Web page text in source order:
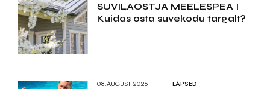
SUVILAOSTJA MEELESPEA I
Kuidas osta suvekodu targalt?
08.AUGUST 2026 LAPSED